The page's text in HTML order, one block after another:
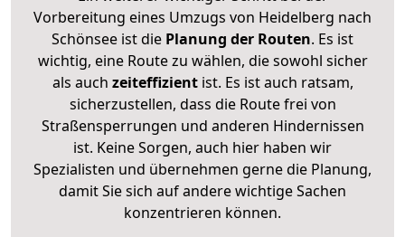
Vorbereitung eines Umzugs von Heidelberg nach
Schönsee ist die Planung der Routen. Es ist
wichtig, eine Route zu wählen, die sowohl sicher
als auch zeiteffizientist. Es ist auch ratsam,
sicherzustellen, dass die Route frei von
Straßensperrungen und anderen Hindernissen
ist. Keine Sorgen, auch hier haben wir
Spezialisten und übernehmen gerne die Planung,
damit Sie sich auf andere wichtige Sachen
konzentrieren können.